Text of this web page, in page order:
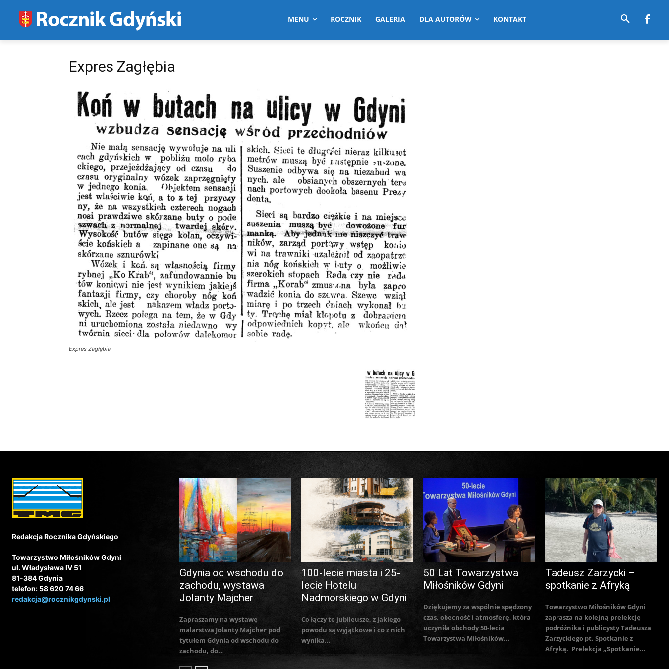
MENU ROCZNIK GALERIA DLA AUTORÓW KONTAKT
Expres Zagłębia
Expres Zagłębia
Redakcja Rocznika Gdyńskiego
Towarzystwo Miłośników Gdyni
ul. Władysława IV 51
81-384 Gdynia
telefon: 58 620 74 66
redakcja@rocznikgdynski.pl
Gdynia od wschodu do
zachodu, wystawa
Jolanty Majcher
Zapraszamy na wystawę
malarstwa Jolanty Majcher pod
tytułem Gdynia od wschodu do
zachodu, do...
100-lecie miasta i 25-
lecie Hotelu
Nadmorskiego w Gdyni
Co łączy te jubileusze, z jakiego
powodu są wyjątkowe i co z nich
wynika...
50 Lat Towarzystwa
Miłośników Gdyni
Dziękujemy za wspólnie spędzony
czas, obecność i atmosferę, która
uczyniła obchody 50-lecia
Towarzystwa Miłośników...
Tadeusz Zarzycki –
spotkanie z Afryką
Towarzystwo Miłośników Gdyni
zaprasza na kolejną prelekcję
podróżnika i publicysty Tadeusza
Zarzyckiego pt. Spotkanie z
Afryką. Prelekcja „Spotkanie...